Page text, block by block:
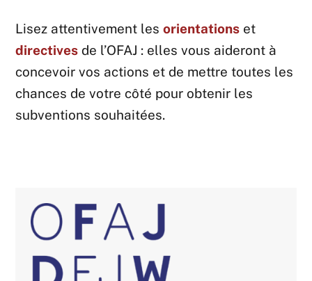
Lisez attentivement lesorientations et
directives de l’OFAJ : elles vous aideront à
concevoir vos actions et de mettre toutes les
chances de votre côté pour obtenir les
subventions souhaitées.